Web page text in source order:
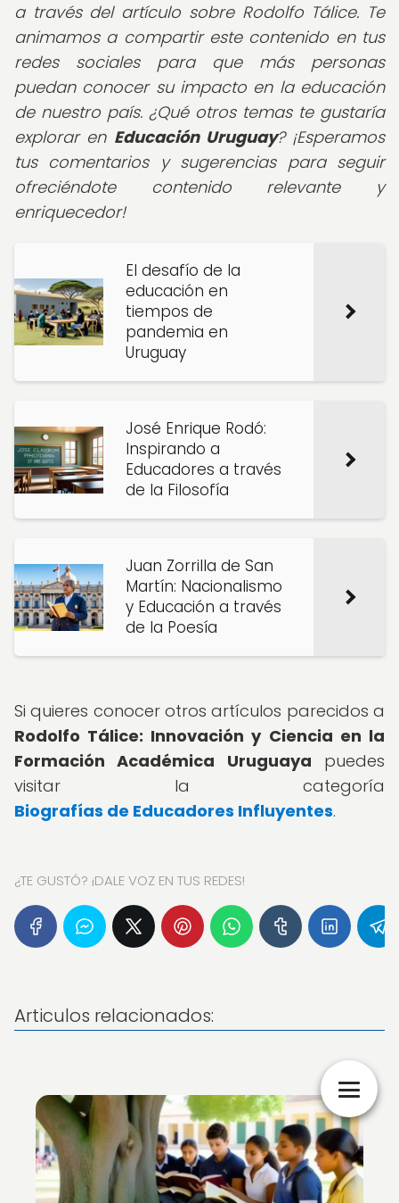
a través del artículo sobre Rodolfo Tálice. Te
animamos a compartir este contenido en tus
redes sociales para que más personas
puedan conocer su impacto en la educación
de nuestro país. ¿Qué otros temas te gustaría
explorar en Educación Uruguay? ¡Esperamos
tus comentarios y sugerencias para seguir
ofreciéndote contenido relevante y
enriquecedor!
El desafío de la
educación en
tiempos de
pandemia en
Uruguay
José Enrique Rodó:
Inspirando a
Educadores a través
de la Filosofía
Juan Zorrilla de San
Martín: Nacionalismo
y Educación a través
de la Poesía
Si quieres conocer otros artículos parecidos a
Rodolfo Tálice: Innovación y Ciencia en la
Formación Académica Uruguaya puedes
visitar la categoría
Biografías de Educadores Influyentes.
¿TE GUSTÓ? ¡DALE VOZ EN TUS REDES!
Articulos relacionados: